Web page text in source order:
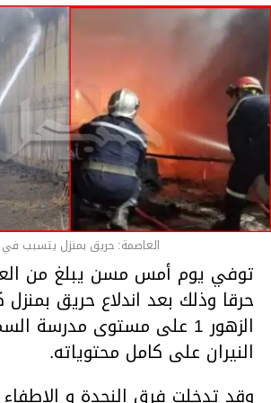
العاصمة: حريق بمنزل يتسبب
حرقا وذلك بعد اندلاع حريق
الزهور 1 على مستوى مدرسة
النيران على كامل محتوياته.
وقد تدخلت فرق النجدة و الإطفاء